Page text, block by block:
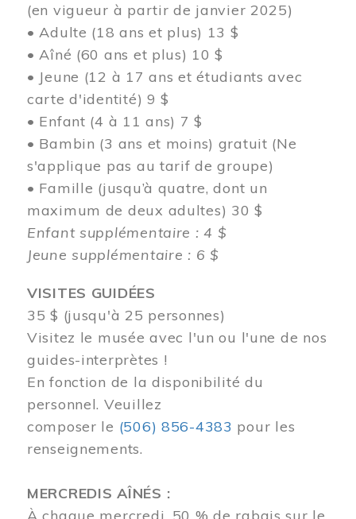
(en vigueur à partir de janvier 2025)
• Adulte (18 ans et plus) 13 $
• Aîné (60 ans et plus) 10 $
• Jeune (12 à 17 ans et étudiants avec
carte d'identité) 9 $
• Enfant (4 à 11 ans) 7 $
• Bambin (3 ans et moins) gratuit (Ne
s'applique pas au tarif de groupe)
• Famille (jusqu’à quatre, dont un
maximum de deux adultes) 30 $
Enfant supplémentaire : 4 $
Jeune supplémentaire : 6 $
VISITES GUIDÉES
35 $ (jusqu'à 25 personnes)
Visitez le musée avec l'un ou l'une de nos
guides-interprètes !
En fonction de la disponibilité du
personnel. Veuillez
composer le (506) 856-4383 pour les
renseignements.
MERCREDIS AÎNÉS :